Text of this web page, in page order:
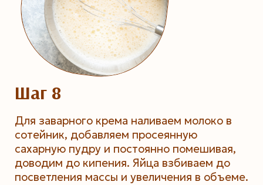
Шаг 8
Для заварного крема наливаем молоко в
сотейник, добавляем просеянную
сахарную пудру и постоянно помешивая,
доводим до кипения. Яйца взбиваем до
посветления массы и увеличения в объеме.